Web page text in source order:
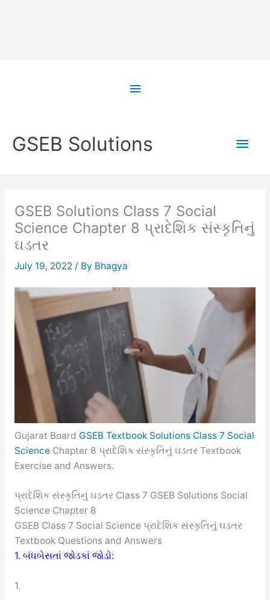
Above
GSEB Solutions
Main
GSEB Solutions Class 7 Social
Science Chapter 8 પ્રાદેશિક સંસ્કૃતિનું
ઘડતર
July 19, 2022 / By Bhagya
Gujarat Board GSEB Textbook Solutions Class 7 Social
ScienceChapter 8 પ્રાદેશિક સંસ્કૃતિનું ઘડતર Textbook
Exercise and Answers.
પ્રાદેશિક સંસ્કૃતિનું ઘડતર Class 7 GSEB Solutions Social
Science Chapter 8
GSEB Class 7 Social Science પ્રાદેશિક સંસ્કૃતિનું ઘડતર
Textbook Questions and Answers
1. બંધબેસતાં જોડકાં જોડો:
1.